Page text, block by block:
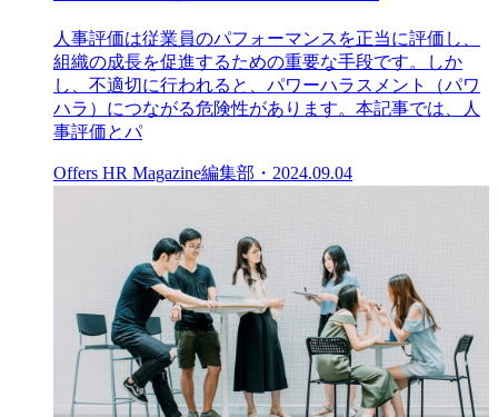
人事評価は従業員のパフォーマンスを正当に評価し、
組織の成長を促進するための重要な手段です。しか
し、不適切に行われると、パワーハラスメント（パワ
ハラ）につながる危険性があります。本記事では、人
事評価とパ
Offers HR Magazine編集部 ・ 2024.09.04